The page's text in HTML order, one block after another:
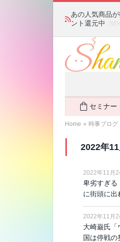
あの人気商品
ント還元中
セミナー
Home » 時事ブログ
2022年
2022年11月
卑劣すぎる
に街頭に出
2022年11月
大崎巌氏「
国は停戦の